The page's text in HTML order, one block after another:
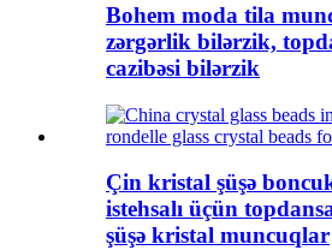
Bohem moda tila
zərgərlik bilərzik,
cazibəsi bilərzik
Çin kristal şüşə
istehsalı üçün
şüşə kristal muncuqlar